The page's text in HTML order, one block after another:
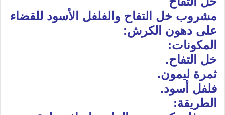
مشروب خل التفاح والفلفل الأسود للقضاء
على دهون الكرش:
المكونات:
خل التفاح.
ثمرة ليمون.
فلفل أسود.
الطريقة: